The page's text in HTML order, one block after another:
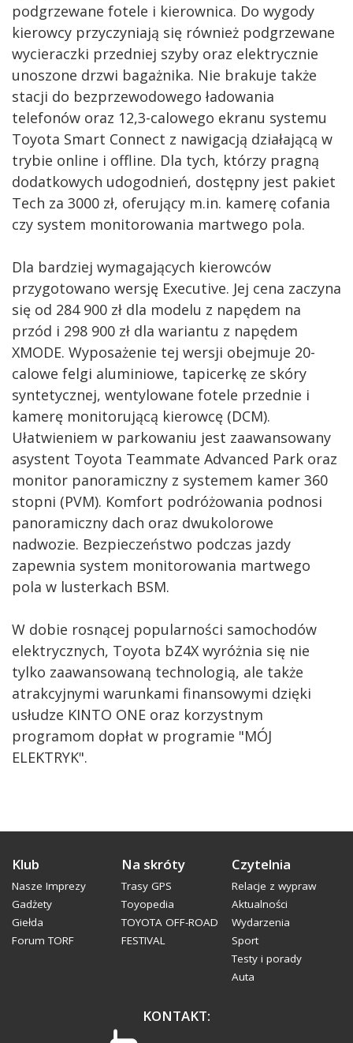
podgrzewane fotele i kierownica. Do wygody
kierowcy przyczyniają się również podgrzewane
wycieraczki przedniej szyby oraz elektrycznie
unoszone drzwi bagażnika. Nie brakuje także
stacji do bezprzewodowego ładowania
telefonów oraz 12,3-calowego ekranu systemu
Toyota Smart Connect z nawigacją działającą w
trybie online i offline. Dla tych, którzy pragną
dodatkowych udogodnień, dostępny jest pakiet
Tech za 3000 zł, oferujący m.in. kamerę cofania
czy system monitorowania martwego pola.
Dla bardziej wymagających kierowców
przygotowano wersję Executive. Jej cena zaczyna
się od 284 900 zł dla modelu z napędem na
przód i 298 900 zł dla wariantu z napędem
XMODE. Wyposażenie tej wersji obejmuje 20-
calowe felgi aluminiowe, tapicerkę ze skóry
syntetycznej, wentylowane fotele przednie i
kamerę monitorującą kierowcę (DCM).
Ułatwieniem w parkowaniu jest zaawansowany
asystent Toyota Teammate Advanced Park oraz
monitor panoramiczny z systemem kamer 360
stopni (PVM). Komfort podróżowania podnosi
panoramiczny dach oraz dwukolorowe
nadwozie. Bezpieczeństwo podczas jazdy
zapewnia system monitorowania martwego
pola w lusterkach BSM.
W dobie rosnącej popularności samochodów
elektrycznych, Toyota bZ4X wyróżnia się nie
tylko zaawansowaną technologią, ale także
atrakcyjnymi warunkami finansowymi dzięki
usłudze KINTO ONE oraz korzystnym
programom dopłat w programie "MÓJ
ELEKTRYK".
Klub
Nasze Imprezy
Gadżety
Giełda
Forum TORF
Na skróty
Trasy GPS
Toyopedia
TOYOTA OFF-ROAD
FESTIVAL
Czytelnia
Relacje z wypraw
Aktualności
Wydarzenia
Sport
Testy i porady
Auta
KONTAKT: